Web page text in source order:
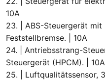
10A
23. | ABS-Steuergerät
Feststellbremse. | 10A
24. | Antriebsstrang-
Steuergerät (HPCM). | 10A
25. | Luftqualitätssensor,